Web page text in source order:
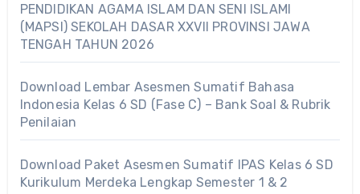
PENDIDIKAN AGAMA ISLAM DAN SENI ISLAMI
(MAPSI) SEKOLAH DASAR XXVII PROVINSI JAWA
TENGAH TAHUN 2026
Download Lembar Asesmen Sumatif Bahasa
Indonesia Kelas 6 SD (Fase C) – Bank Soal & Rubrik
Penilaian
Download Paket Asesmen Sumatif IPAS Kelas 6 SD
Kurikulum Merdeka Lengkap Semester 1 & 2